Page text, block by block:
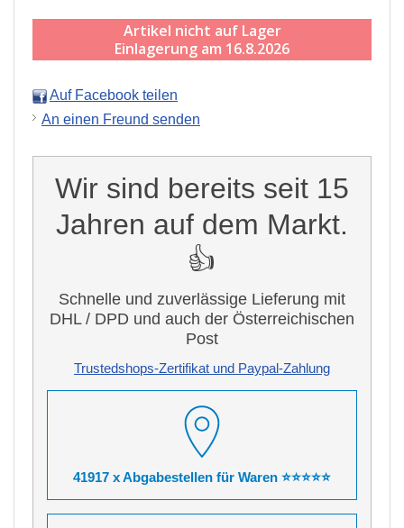
Artikel nicht auf Lager
Einlagerung am 16.8.2026
Auf Facebook teilen
An einen Freund senden
Wir sind bereits seit 15
Jahren auf dem Markt.
👍
Schnelle und zuverlässige Lieferung mit
DHL / DPD und auch der Österreichischen
Post
Trustedshops-Zertifikat und Paypal-Zahlung
41917 x Abgabestellen für Waren ⭐⭐⭐⭐⭐